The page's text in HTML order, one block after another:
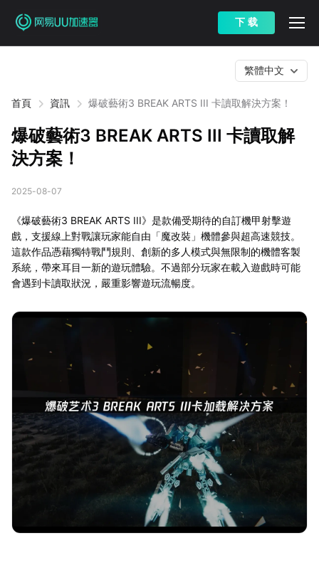
下 载
首頁 資訊 爆破藝術3 BREAK ARTS III 卡讀取解決方案！
繁體中文
爆破藝術3 BREAK ARTS III 卡讀取解
決方案！
2025-08-07
《爆破藝術3 BREAK ARTS III》是款備受期待的自訂機甲射擊遊
戲，支援線上對戰讓玩家能自由「魔改裝」機體參與超高速競技。
這款作品憑藉獨特戰鬥規則、創新的多人模式與無限制的機體客製
系統，帶來耳目一新的遊玩體驗。不過部分玩家在載入遊戲時可能
會遇到卡讀取狀況，嚴重影響遊玩流暢度。